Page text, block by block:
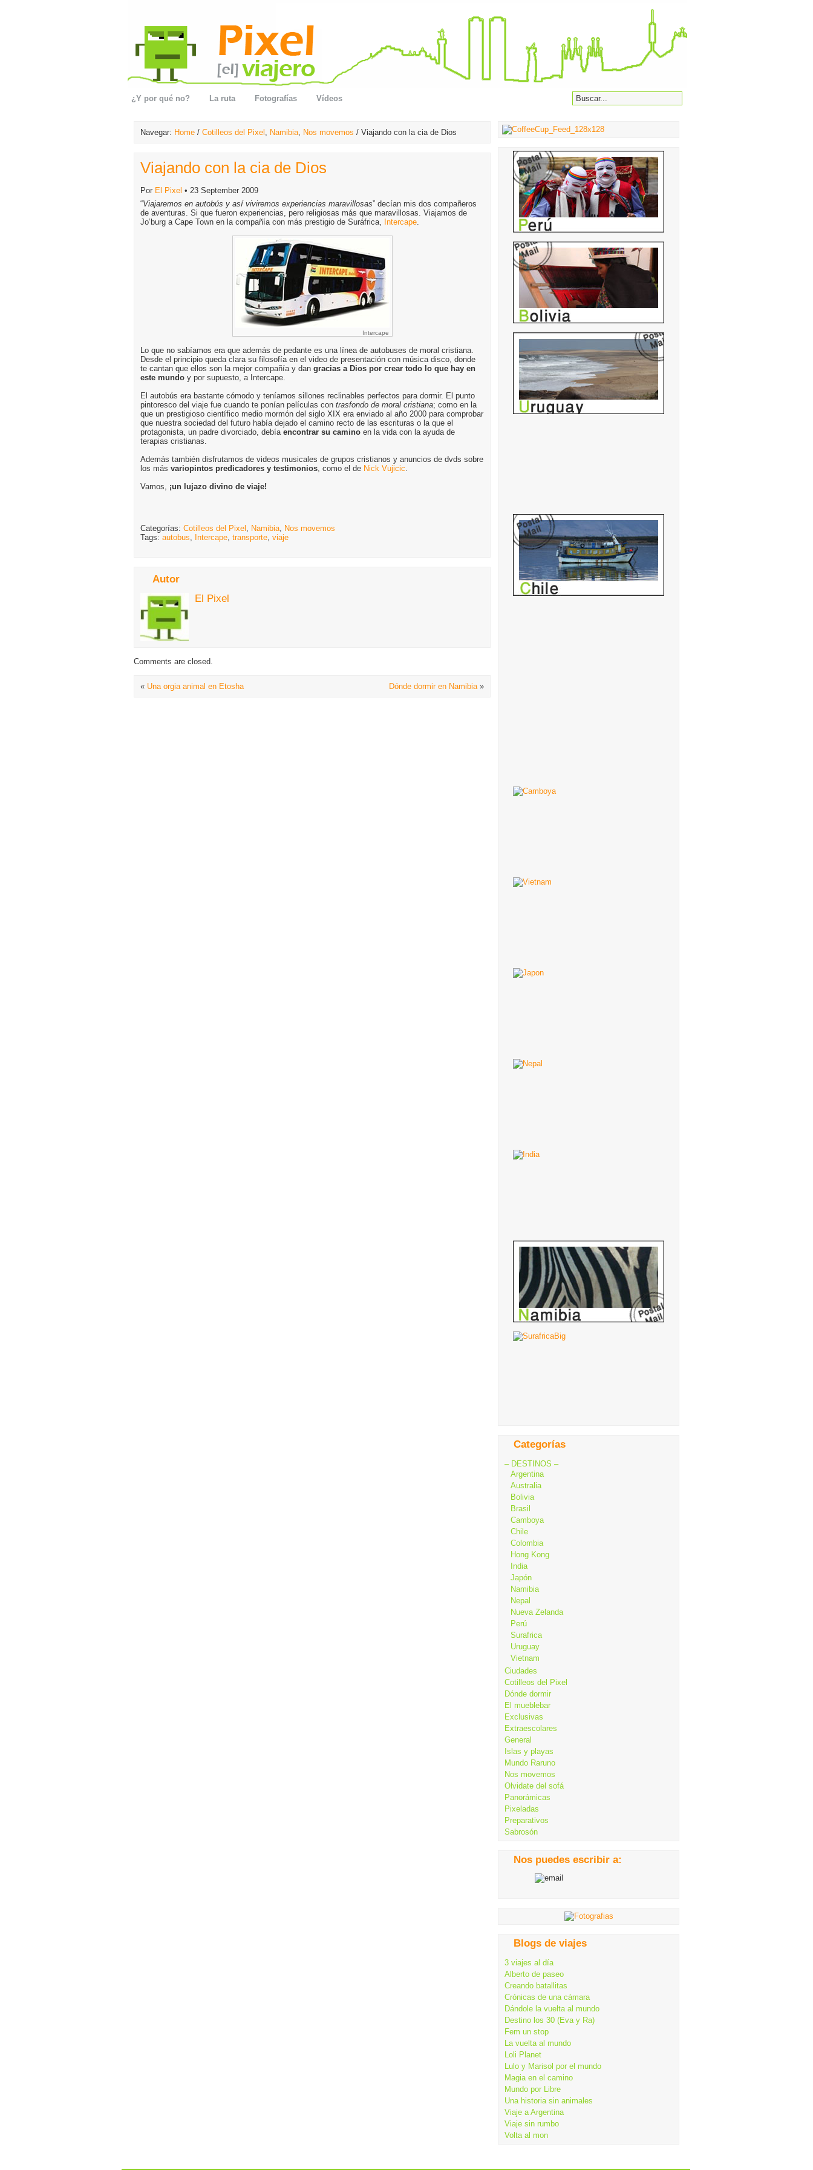
¿Y por qué no? La ruta Fotografías Vídeos
Navegar: Home / Cotilleos del Pixel , Namibia, Nos movemos / Viajando con la cia de Dios
Viajando con la cia de Dios
Por El Pixel • 23 September 2009
“Viajaremos en autobús y así viviremos experiencias maravillosas” decían mis dos compañeros
de aventuras. Si que fueron experiencias, pero religiosas más que maravillosas. Viajamos de
Jo’burg a Cape Town en la compañía con más prestigio de Suráfrica, Intercape.
Intercape
Lo que no sabíamos era que además de pedante es una línea de autobuses de moral cristiana.
Desde el principio queda clara su filosofía en el video de presentación con música disco, donde
te cantan que ellos son la mejor compañía y dan gracias a Dios por crear todo lo que hay en
este mundo y por supuesto, a Intercape.
El autobús era bastante cómodo y teníamos sillones reclinables perfectos para dormir. El punto
pintoresco del viaje fue cuando te ponían películas con trasfondo de moral cristiana; como en la
que un prestigioso científico medio mormón del siglo XIX era enviado al año 2000 para comprobar
que nuestra sociedad del futuro había dejado el camino recto de las escrituras o la que el
protagonista, un padre divorciado, debía encontrar su camino en la vida con la ayuda de
terapias cristianas.
Además también disfrutamos de videos musicales de grupos cristianos y anuncios de dvds sobre
los más variopintos predicadores y testimonios, como el de Nick Vujicic.
Vamos, ¡un lujazo divino de viaje!
Categorías: Cotilleos del Pixel , Namibia, Nos movemos
Tags: autobus, Intercape, transporte, viaje
Autor
El Pixel
Comments are closed.
« Una orgia animal en Etosha Dónde dormir en Namibia»
Categorías
– DESTINOS –
Argentina
Australia
Bolivia
Brasil
Camboya
Chile
Colombia
Hong Kong
India
Japón
Namibia
Nepal
Nueva Zelanda
Perú
Surafrica
Uruguay
Vietnam
Ciudades
Cotilleos del Pixel
Dónde dormir
El mueblebar
Exclusivas
Extraescolares
General
Islas y playas
Mundo Raruno
Nos movemos
Olvidate del sofá
Panorámicas
Pixeladas
Preparativos
Sabrosón
Nos puedes escribir a:
Blogs de viajes
3 viajes al día
Alberto de paseo
Creando batallitas
Crónicas de una cámara
Dándole la vuelta al mundo
Destino los 30 (Eva y Ra)
Fem un stop
La vuelta al mundo
Loli Planet
Lulo y Marisol por el mundo
Magia en el camino
Mundo por Libre
Una historia sin animales
Viaje a Argentina
Viaje sin rumbo
Volta al mon